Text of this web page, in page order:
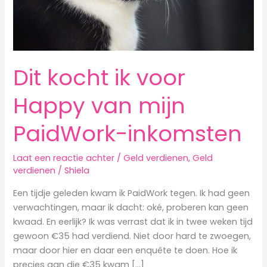
Dit kocht ik voor
Happy van mijn
PaidWork-inkomsten
Laat een reactie achter /Geld verdienen,Geld
verdienen /Shiela
Een tijdje geleden kwam ik PaidWork tegen. Ik had geen
verwachtingen, maar ik dacht: oké, proberen kan geen
kwaad. En eerlijk? Ik was verrast dat ik in twee weken tijd
gewoon €35 had verdiend. Niet door hard te zwoegen,
maar door hier en daar een enquête te doen. Hoe ik
precies aan die €35 kwam […]